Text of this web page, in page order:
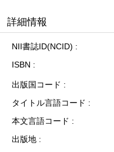
詳細情報
NII書誌ID(NCID)
ISBN
出版国コード
タイトル言語コード
本文言語コード
出版地